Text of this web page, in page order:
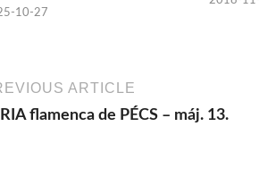
10-27
ARTICLE
flamenca de PÉCS – máj. 13.